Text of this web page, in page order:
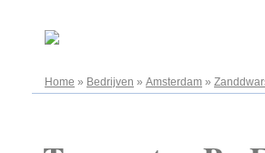
Home » Bedrijven » Amsterdam »